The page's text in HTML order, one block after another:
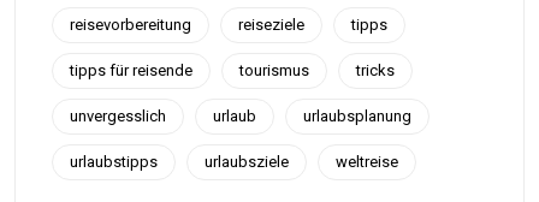
reisevorbereitung reiseziele tipps
tipps für reisende tourismus tricks
unvergesslich urlaub urlaubsplanung
urlaubstipps urlaubsziele weltreise